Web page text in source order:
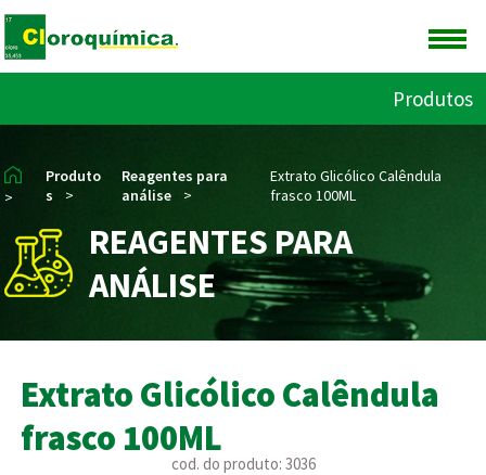
Produtos
>
Produto
s
>
Reagentes para
análise
>
Extrato Glicólico Calêndula
frasco 100ML
REAGENTES PARA
ANÁLISE
Extrato Glicólico Calêndula
frasco 100ML
cod. do produto: 3036